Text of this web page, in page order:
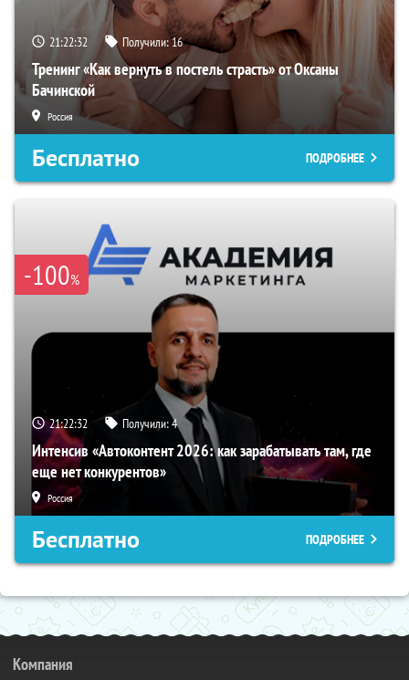
21:22:31 Получили:16
Тренинг «Как вернуть в постель страсть» от Оксаны
Бачинской
Россия
Бесплатно ПОДРОБНЕЕ
-100%
21:22:31 Получили:4
Интенсив «Автоконтент 2026: как зарабатывать там, где
еще нет конкурентов»
Россия
Бесплатно ПОДРОБНЕЕ
Компания